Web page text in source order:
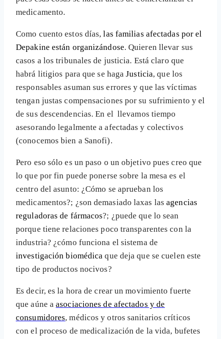
medicamento.
Como cuento estos días,las familias afectadas por el
Depakine están organizándose. Quieren llevar sus
casos a los tribunales de justicia. Está claro que
habrá litigios para que se hagaJusticia, que los
responsables asuman sus errores y que las víctimas
tengan justas compensaciones por su sufrimiento y el
de sus descendencias. En el llevamos tiempo
asesorando legalmente a afectadas y colectivos
(conocemos bien a Sanofi).
Pero eso sólo es un paso o un objetivo pues creo que
lo que por fin puede ponerse sobre la mesa es el
centro del asunto: ¿Cómo se aprueban los
medicamentos?; ¿son demasiado laxas lasagencias
reguladoras de fármacos?; ¿puede que lo sean
porque tiene relaciones poco transparentes con la
industria? ¿cómo funciona el sistema de
investigación biomédica que deja que se cuelen este
tipo de productos nocivos?
Es decir, es la hora de crear un movimiento fuerte
que aúne aasociaciones de afectados y de
consumidores, médicos y otros sanitarios críticos
con el proceso de medicalización de la vida, bufetes